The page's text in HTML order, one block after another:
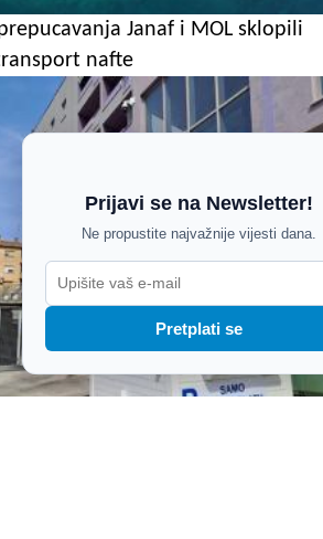
Janaf i MOL sklopili
nafte
Prijavi se na Newsletter!
Ne propustite najvažnije vijesti dana.
Pretplati se